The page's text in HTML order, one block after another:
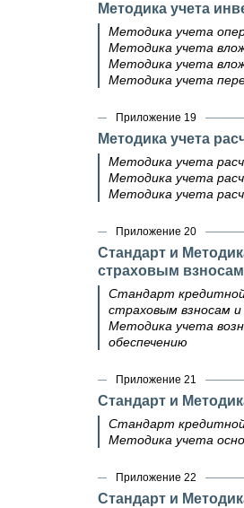
Методика учета
Методика учета
Методика учета
Методика учета
Методика учета
Приложение 19
Методика учета
Методика учета
Методика учета
Методика учета
Приложение 20
Стандарт и
страховым
Стандарт кредитной
страховым взносам
Методика учета
обеспечению
Приложение 21
Стандарт и
Стандарт
Методика учета
Приложение 22
Стандарт и